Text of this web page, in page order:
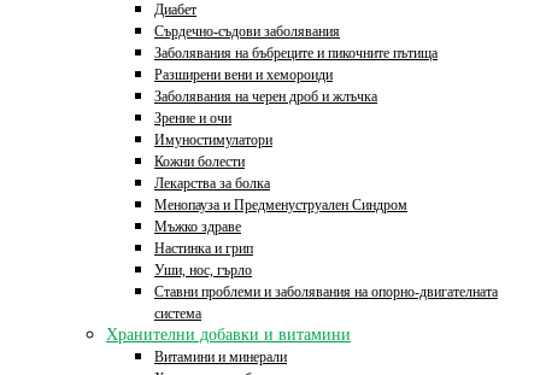
Диабет
Сърдечно-съдови заболявания
Заболявания на бъбреците и пикочните пътища
Разширени вени и хемороиди
Заболявания на черен дроб и жлъчка
Зрение и очи
Имуностимулатори
Кожни болести
Лекарства за болка
Менопауза и Предменуструален Синдром
Мъжко здраве
Настинка и грип
Уши, нос, гърло
Ставни проблеми и заболявания на опорно-двигателната
система
Хранителни добавки и витамини
Витамини и минерали